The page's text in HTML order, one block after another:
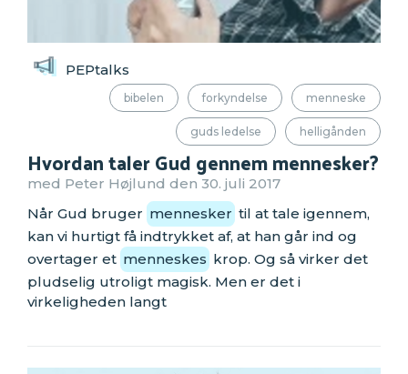
PEPtalks
bibelen forkyndelse menneske
guds ledelse helligånden
Hvordan taler Gud gennem mennesker?
med Peter Højlund den 30. juli 2017
Når Gud bruger mennesker til at tale igennem,
kan vi hurtigt få indtrykket af, at han går ind og
overtager et menneskes krop. Og så virker det
pludselig utroligt magisk. Men er det i
virkeligheden langt